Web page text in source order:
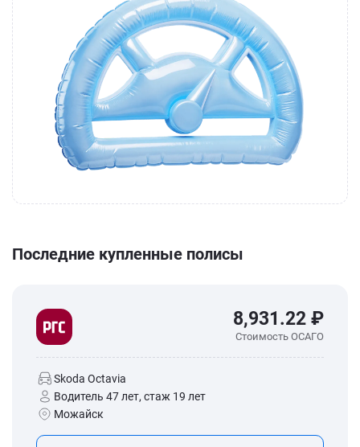
Последние купленные полисы
8,931.22 ₽
Стоимость ОСАГО
Skoda Octavia
Водитель 47 лет, стаж 19 лет
Можайск